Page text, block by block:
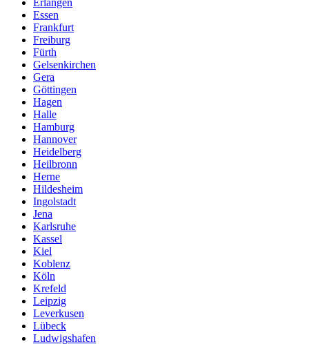
Essen
Frankfurt
Freiburg
Fürth
Gelsenkirchen
Gera
Göttingen
Hagen
Halle
Hamburg
Hannover
Heidelberg
Heilbronn
Herne
Hildesheim
Ingolstadt
Jena
Karlsruhe
Kassel
Kiel
Koblenz
Köln
Krefeld
Leipzig
Leverkusen
Lübeck
Ludwigshafen